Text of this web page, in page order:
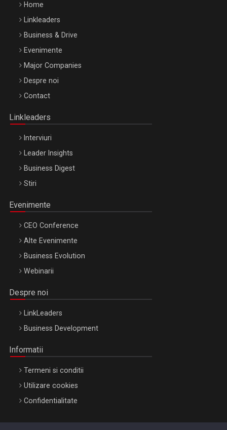
Be Inspired. Make it Happen!, ARTEMIS LETO, ORADEA, 8
Octombrie
Home
Linkleaders
Business & Drive
Evenimente
Major Companies
Despre noi
Contact
Linkleaders
Interviuri
Leader Insights
Business Digest
Stiri
Evenimente
CEO Conference
Alte Evenimente
Business Evolution
Webinarii
Despre noi
LinkLeaders
Business Development
Informatii
Termeni si conditii
Utilizare cookies
Confidentialitate